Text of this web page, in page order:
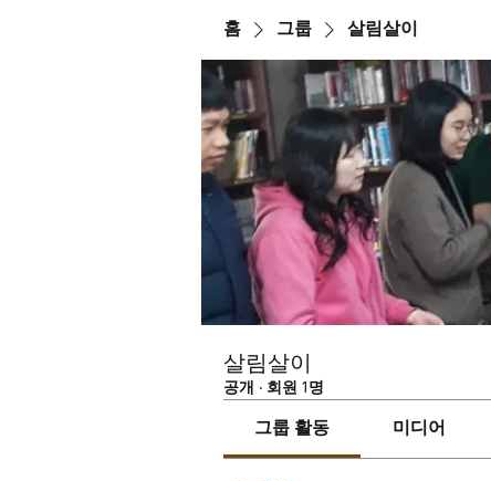
홈 그룹 살림살이
살림살이
공개 · 회원 1명
그룹 활동 미디어